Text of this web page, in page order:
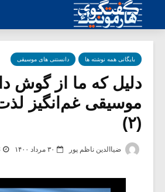
بایگانی همه نوشته ها دانستنی های موسیقی
دلیل که ما از گوش
موسیقی غم‌انگیز
(۲)
ضیاالدین ناظم پور ۳۰ مرداد ۱۴۰۰